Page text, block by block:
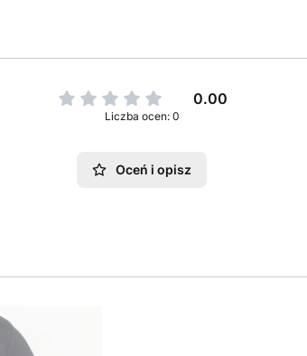
0.00
Liczba ocen: 0
Oceń i opisz